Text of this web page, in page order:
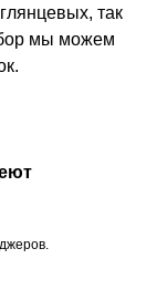
так
мы можем